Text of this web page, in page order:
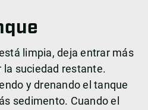
limpia, deja entrar más
la suciedad restante.
y drenando el tanque
sedimento. Cuando el